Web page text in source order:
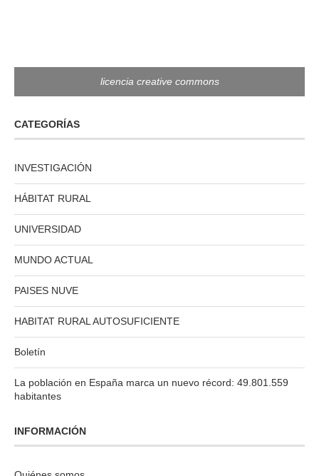
licencia creative commons
CATEGORÍAS
INVESTIGACIÓN
HÁBITAT RURAL
UNIVERSIDAD
MUNDO ACTUAL
PAISES NUVE
HABITAT RURAL AUTOSUFICIENTE
Boletín
La población en España marca un nuevo récord: 49.801.559
habitantes
INFORMACIÓN